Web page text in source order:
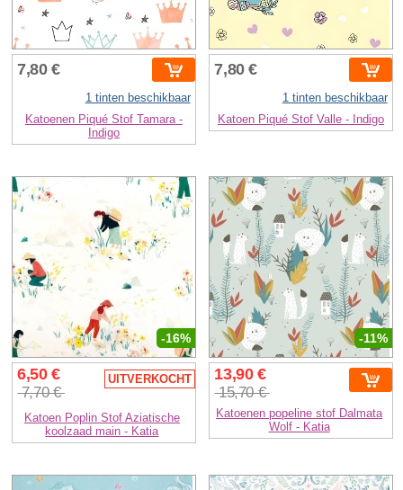
7,80 €
1 tinten beschikbaar
Katoenen Piqué Stof Tamara -
Indigo
7,80 €
1 tinten beschikbaar
Katoen Piqué Stof Valle - Indigo
-16%
6,50 €
7,70 €
UITVERKOCHT
Katoen Poplin Stof Aziatische
koolzaad main - Katia
-11%
13,90 €
15,70 €
Katoenen popeline stof Dalmata
Wolf - Katia